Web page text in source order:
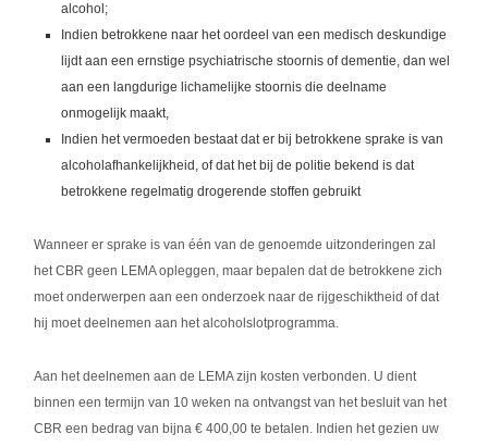
alcohol;
Indien betrokkene naar het oordeel van een medisch deskundige
lijdt aan een ernstige psychiatrische stoornis of dementie, dan wel
aan een langdurige lichamelijke stoornis die deelname
onmogelijk maakt,
Indien het vermoeden bestaat dat er bij betrokkene sprake is van
alcoholafhankelijkheid, of dat het bij de politie bekend is dat
betrokkene regelmatig drogerende stoffen gebruikt
Wanneer er sprake is van één van de genoemde uitzonderingen zal
het CBR geen LEMA opleggen, maar bepalen dat de betrokkene zich
moet onderwerpen aan een onderzoek naar de rijgeschiktheid of dat
hij moet deelnemen aan het alcoholslotprogramma.
Aan het deelnemen aan de LEMA zijn kosten verbonden. U dient
binnen een termijn van 10 weken na ontvangst van het besluit van het
CBR een bedrag van bijna € 400,00 te betalen. Indien het gezien uw